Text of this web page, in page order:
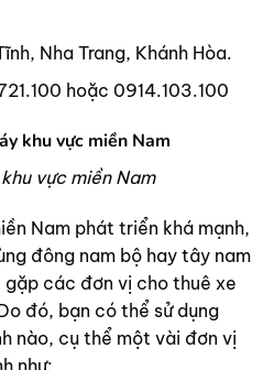
Nha Trang, Khánh Hòa.
hoặc 0914.103.100
khu vực miền Nam
vực miền Nam
Nam phát triển khá mạnh,
đông nam bộ hay tây nam
các đơn vị cho thuê xe
đó, bạn có thể sử dụng
nào, cụ thể một vài đơn vị
như: